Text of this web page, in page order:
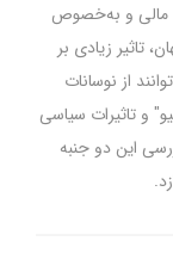
و به‌خصوص
زیادی بر
از نوسانات
تاثیرات سیاسی
این دو جنبه